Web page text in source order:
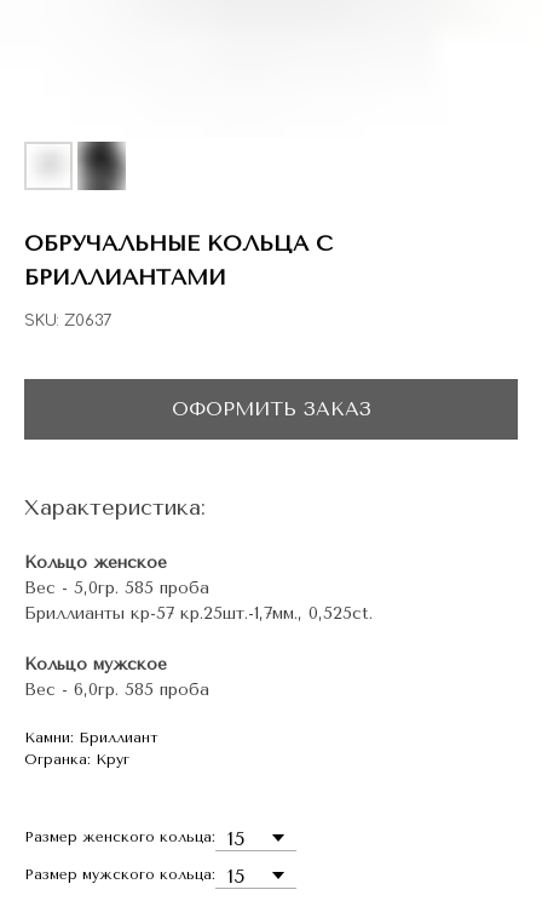
ОБРУЧАЛЬНЫЕ КОЛЬЦА С
БРИЛЛИАНТАМИ
SKU: Z0637
Размер женского кольца:
Размер мужского кольца:
ОФОРМИТЬ ЗАКАЗ
Характеристика:
Кольцо женское
Вес - 5,0гр. 585 проба
Бриллианты кр-57 кр.25шт.-1,7мм., 0,525ct.
Кольцо мужское
Вес - 6,0гр. 585 проба
Камни: Бриллиант
Огранка: Круг